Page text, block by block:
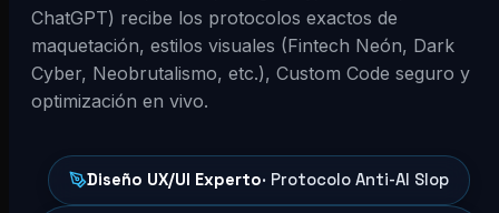
ChatGPT) recibe los protocolos exactos de
maquetación, estilos visuales (Fintech Neón, Dark
Cyber, Neobrutalismo, etc.), Custom Code seguro y
optimización en vivo.
Diseño UX/UI Experto· Protocolo Anti-AI Slop